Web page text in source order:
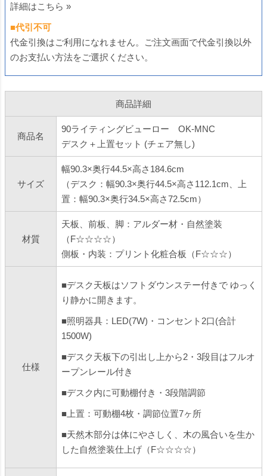
詳細はこちら »
■代引不可
代金引換はご利用になれません。ご注文画面で代金引換以外
のお支払い方法をご選択ください。
商品詳細
商品名
90ライティングビューロー OK-MNC
デスク＋上置セット (チェア無し)
サイズ
幅90.3×奥行44.5×高さ184.6cm
（デスク：幅90.3×奥行44.5×高さ112.1cm、上
置：幅90.3×奥行34.5×高さ72.5cm）
材質
天板、前板、脚：アルダー材・自然塗装
（F☆☆☆☆）
側板・内装：プリント化粧合板（F☆☆☆）
仕様
■デスク天板はソフトダウンステー付きで ゆっく
り静かに開きます。
■照明器具：LED(7W)・コンセント2口(合計
1500W)
■デスク天板下の引出し上から2・3段目はフルオ
ープンレール付き
■デスク内に可動棚付き・3段階調節
■上置：可動棚4枚・調節位置7ヶ所
■天然木部分は体にやさしく、木の風合いを生か
した自然塗装仕上げ（F☆☆☆☆）